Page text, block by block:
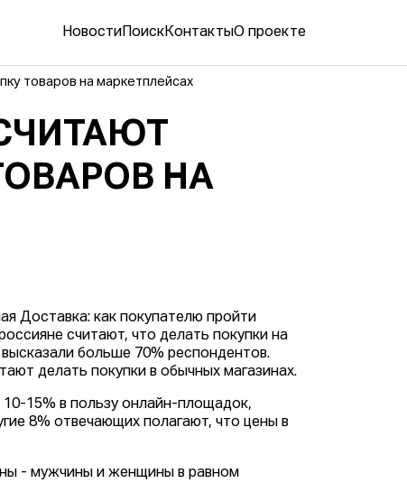
Новости ПоискКонтактыО проекте
товаров на маркетплейсах
НА
Доставка: как покупателю пройти
считают, что делать покупки на
больше 70% респондентов.
делать покупки в обычных магазинах.
10-15% в пользу онлайн-площадок,
8% отвечающих полагают, что цены в
- мужчины и женщины в равном